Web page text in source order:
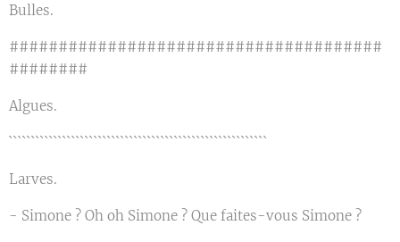
Bulles.
######################################
########
Algues.
``````````````````````````````````````````````````````````
Larves.
- Simone ? Oh oh Simone ? Que faites-vous Simone ?